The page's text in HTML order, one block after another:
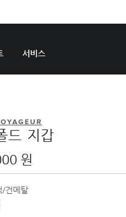
서비스
드 지갑
원
/건메탈